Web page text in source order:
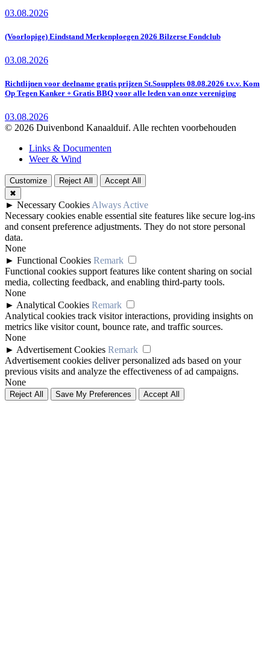
03.08.2026
(Voorlopige) Eindstand Merkenploegen 2026 Bilzerse Fondclub
03.08.2026
Richtlijnen voor deelname gratis prijzen St.Soupplets 08.08.2026 t.v.v. Kom
Op Tegen Kanker + Gratis BBQ voor alle leden van onze vereniging
03.08.2026
© 2026 Duivenbond Kanaalduif. Alle rechten voorbehouden
Links & Documenten
Weer & Wind
Customize Reject All
Accept All
✖
► Necessary Cookies Always Active
Necessary cookies enable essential site features like secure log-ins
and consent preference adjustments. They do not store personal
data.
None
► Functional Cookies Remark
Functional cookies support features like content sharing on social
media, collecting feedback, and enabling third-party tools.
None
► Analytical Cookies Remark
Analytical cookies track visitor interactions, providing insights on
metrics like visitor count, bounce rate, and traffic sources.
None
► Advertisement Cookies Remark
Advertisement cookies deliver personalized ads based on your
previous visits and analyze the effectiveness of ad campaigns.
None
Reject All Save My Preferences Accept All